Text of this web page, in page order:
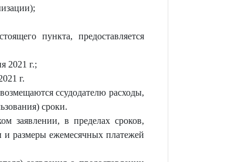
пункта, предоставляется
2021 г.;
г.
ссудодателю расходы,
сроки.
заявлении, в пределах сроков,
размеры ежемесячных платежей